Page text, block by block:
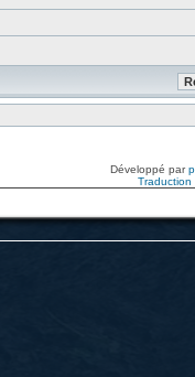
Développé par
Traduction